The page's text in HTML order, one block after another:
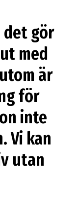
det gör
med
är
för
inte
Vi kan
utan